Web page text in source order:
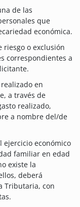
de las
que
económica.
o exclusión
correspondientes a
en
a través de
realizado,
a nombre del/de
ejercicio económico
familiar en edad
existe la
deberá
Tributaria, con